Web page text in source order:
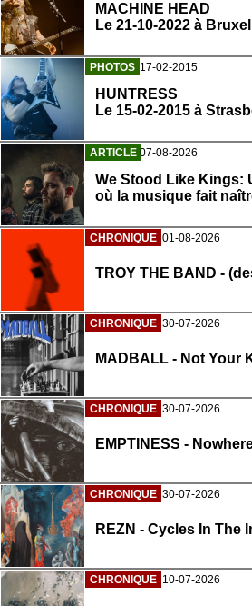
MACHINE HEAD
Le 21-10-2022 à
PHOTOS 17-02-2015
HUNTRESS
Le 15-02-2015 à
ARTICLE 07-08-2026
We Stood Like Kings:
où la musique fait
CHRONIQUE 01-08-2026
TROY THE BAND -
CHRONIQUE 30-07-2026
MADBALL - Not Your
CHRONIQUE 30-07-2026
EMPTINESS -
CHRONIQUE 30-07-2026
REZN - Cycles In The
CHRONIQUE 10-07-2026